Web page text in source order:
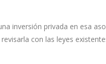
inversión privada en esa
con las leyes